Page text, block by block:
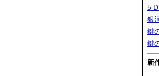
5
銀
鍵
鍵
新